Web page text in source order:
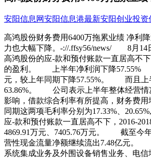
安阳信息网安阳信息港最新安阳创业投资
高鸿股份财务费用6400万拖累业绩 净利
力也大幅下降。-://.ffsy56/news/ 8月14
高鸿股份的应-款和预付账款一直居高不
的盈利。 上半年净利润下降57.55% 高
元，较上年同期下降57.55%。 而且上
63.86%。 公司表示上半年整体经营情
影响，借款综合利率有所提高，财务费
同期这两项毛利率分别为17.33%、
应-款和预付账款一直居高不下，2016-
4869.91万元、7405.76万元。 截至今年
营性现金流量净额继续流出7.48亿元。
系统集成业务及外围设备销售业务、电